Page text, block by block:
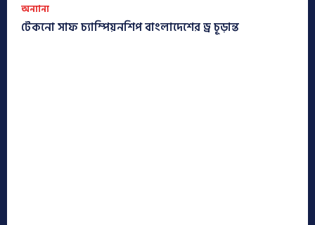
অন্যান্য
টেকনো সাফ চ্যাম্পিয়নশিপ বাংলাদেশের ড্র চূড়ান্ত